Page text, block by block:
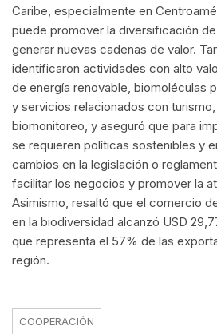
Caribe, especialmente en
puede promover la diversificación
generar nuevas cadenas de valor.
identificaron actividades con alto
de energía renovable, biomoléculas
y servicios relacionados con
biomonitoreo, y aseguró que para
se requieren políticas sostenibles y
cambios en la legislación o
facilitar los negocios y promover la
Asimismo, resaltó que el comercio
en la biodiversidad alcanzó USD
que representa el 57% de las
región.
COOPERACIÓN